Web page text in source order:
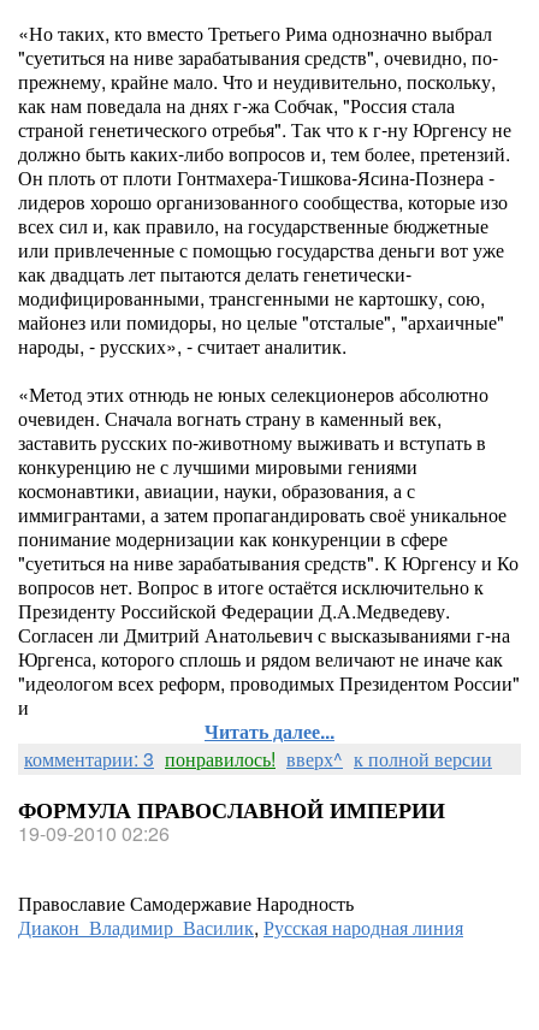
«Но таких, кто вместо Третьего Рима однозначно выбрал
"суетиться на ниве зарабатывания средств", очевидно, по-
прежнему, крайне мало. Что и неудивительно, поскольку,
как нам поведала на днях г-жа Собчак, "Россия стала
страной генетического отребья". Так что к г-ну Юргенсу не
должно быть каких-либо вопросов и, тем более, претензий.
Он плоть от плоти Гонтмахера-Тишкова-Ясина-Познера -
лидеров хорошо организованного сообщества, которые изо
всех сил и, как правило, на государственные бюджетные
или привлеченные с помощью государства деньги вот уже
как двадцать лет пытаются делать генетически-
модифицированными, трансгенными не картошку, сою,
майонез или помидоры, но целые "отсталые", "архаичные"
народы, - русских», - считает аналитик.
«Метод этих отнюдь не юных селекционеров абсолютно
очевиден. Сначала вогнать страну в каменный век,
заставить русских по-животному выживать и вступать в
конкуренцию не с лучшими мировыми гениями
космонавтики, авиации, науки, образования, а с
иммигрантами, а затем пропагандировать своё уникальное
понимание модернизации как конкуренции в сфере
"суетиться на ниве зарабатывания средств". К Юргенсу и Ко
вопросов нет. Вопрос в итоге остаётся исключительно к
Президенту Российской Федерации Д.А.Медведеву.
Согласен ли Дмитрий Анатольевич с высказываниями г-на
Юргенса, которого сплошь и рядом величают не иначе как
"идеологом всех реформ, проводимых Президентом России"
и
Читать далее...
комментарии: 3 понравилось! вверх^ к полной версии
ФОРМУЛА ПРАВОСЛАВНОЙ ИМПЕРИИ
19-09-2010 02:26
Православие Самодержавие Народность
Диакон Владимир Василик, Русская народная линия